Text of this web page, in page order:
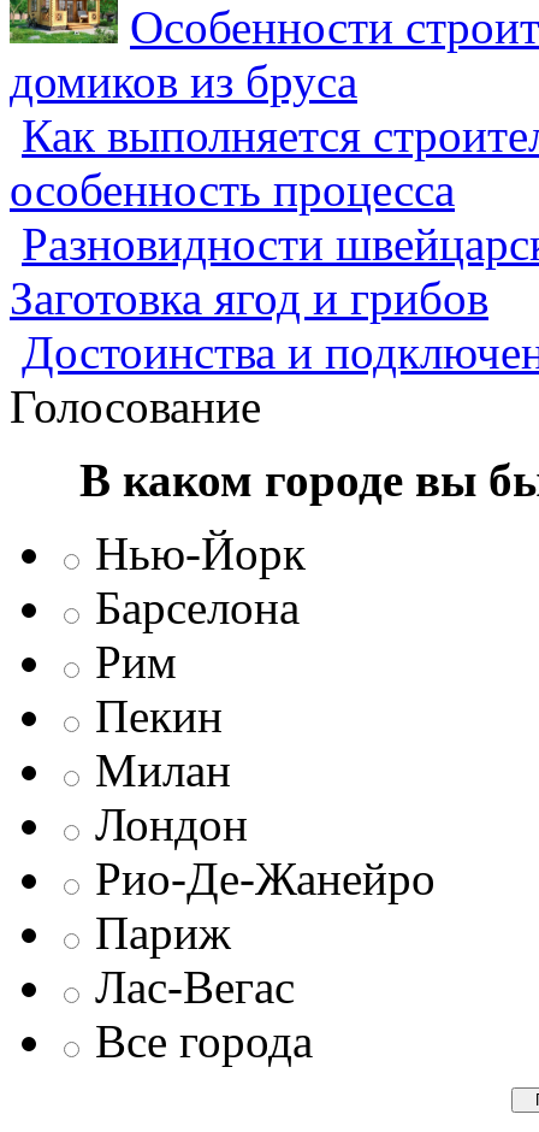
Особенности
домиков из бруса
Как выполняется
особенность процесса
Разновидности
Заготовка ягод и грибов
Достоинства и
Голосование
В каком городе вы
Нью-Йорк
Барселона
Рим
Пекин
Милан
Лондон
Рио-Де-Жанейро
Париж
Лас-Вегас
Все города